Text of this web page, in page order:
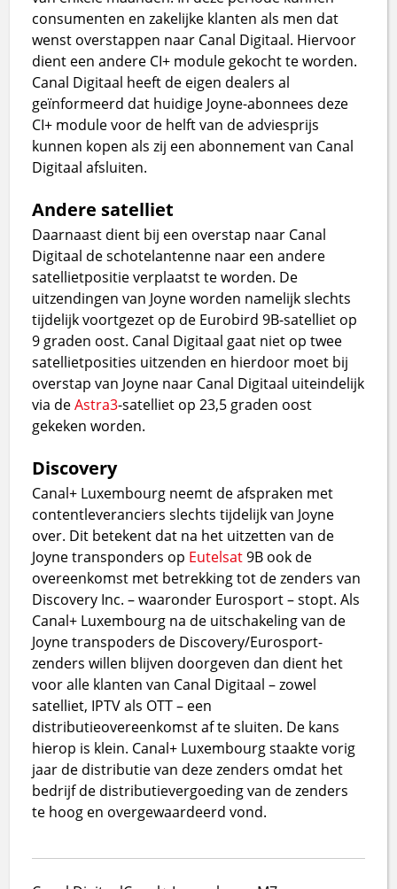
consumenten en zakelijke klanten als men dat
wenst overstappen naar Canal Digitaal. Hiervoor
dient een andere CI+ module gekocht te worden.
Canal Digitaal heeft de eigen dealers al
geïnformeerd dat huidige Joyne-abonnees deze
CI+ module voor de helft van de adviesprijs
kunnen kopen als zij een abonnement van Canal
Digitaal afsluiten.
Andere satelliet
Daarnaast dient bij een overstap naar Canal
Digitaal de schotelantenne naar een andere
satellietpositie verplaatst te worden. De
uitzendingen van Joyne worden namelijk slechts
tijdelijk voortgezet op de Eurobird 9B-satelliet op
9 graden oost. Canal Digitaal gaat niet op twee
satellietposities uitzenden en hierdoor moet bij
overstap van Joyne naar Canal Digitaal uiteindelijk
via deAstra3-satelliet op 23,5 graden oost
gekeken worden.
Discovery
Canal+ Luxembourg neemt de afspraken met
contentleveranciers slechts tijdelijk van Joyne
over. Dit betekent dat na het uitzetten van de
Joyne transponders op Eutelsat9B ook de
overeenkomst met betrekking tot de zenders van
Discovery Inc. – waaronder Eurosport – stopt. Als
Canal+ Luxembourg na de uitschakeling van de
Joyne transpoders de Discovery/Eurosport-
zenders willen blijven doorgeven dan dient het
voor alle klanten van Canal Digitaal – zowel
satelliet, IPTV als OTT – een
distributieovereenkomst af te sluiten. De kans
hierop is klein. Canal+ Luxembourg staakte vorig
jaar de distributie van deze zenders omdat het
bedrijf de distributievergoeding van de zenders
te hoog en overgewaardeerd vond.